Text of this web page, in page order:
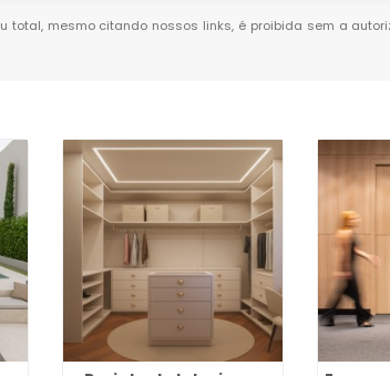
total, mesmo citando nossos links, é proibida sem a